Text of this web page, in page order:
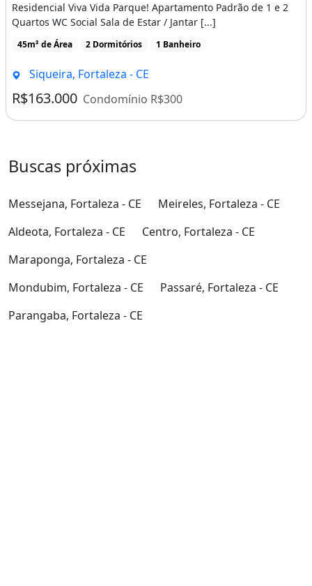
Residencial Viva Vida Parque! Apartamento Padrão de 1 e 2
Quartos WC Social Sala de Estar / Jantar [...]
45m² de Área 2 Dormitórios 1 Banheiro
Siqueira, Fortaleza - CE
R$163.000 Condomínio R$300
Buscas próximas
Messejana, Fortaleza - CE
Meireles, Fortaleza - CE
Aldeota, Fortaleza - CE
Centro, Fortaleza - CE
Maraponga, Fortaleza - CE
Mondubim, Fortaleza - CE
Passaré, Fortaleza - CE
Parangaba, Fortaleza - CE